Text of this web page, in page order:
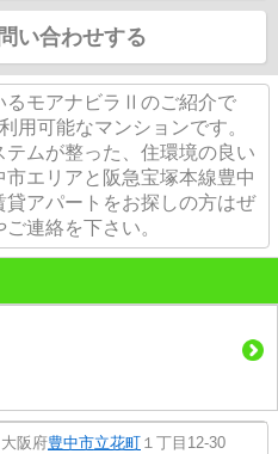
い合わせする
るモアナビラⅡのご紹介で
用可能なマンションです。
ムが整った、住環境の良い
エリアと阪急宝塚本線豊中
アパートをお探しの方はぜ
連絡を下さい。
大阪府豊中市立花町 １丁目12-30